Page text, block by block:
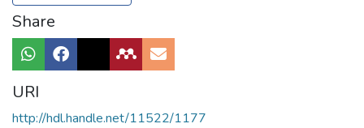
Share
URI
http://hdl.handle.net/11522/1177